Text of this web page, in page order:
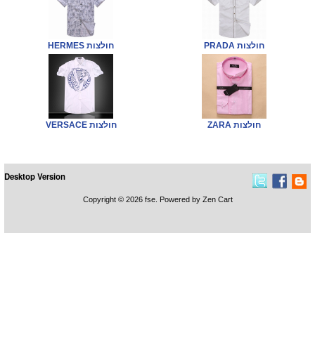
HERMES חולצות PRADA חולצות
VERSACE חולצות ZARA חולצות
Desktop Version
Copyright © 2026 fse. Powered by Zen Cart